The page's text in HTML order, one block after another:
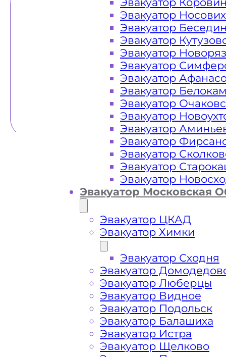
Эвакуатор
Эвакуатор
Эвакуатор
Эвакуатор
Эвакуатор
Эвакуатор
Эвакуатор
Эвакуатор
Эвакуатор
Эвакуатор
Эвакуатор
Эвакуатор
Эвакуатор
Эвакуатор
Эвакуатор Московская
Эвакуатор ЦКАД
Эвакуатор Химки
Эвакуатор Сходня
Эвакуатор
Эвакуатор Люберцы
Эвакуатор Видное
Эвакуатор Подольск
Эвакуатор Балашиха
Эвакуатор Истра
Эвакуатор Щелково